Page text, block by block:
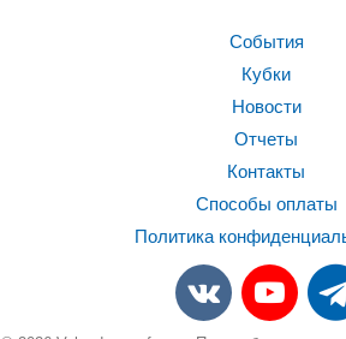
События
Кубки
Новости
Отчеты
Контакты
Способы оплаты
Политика